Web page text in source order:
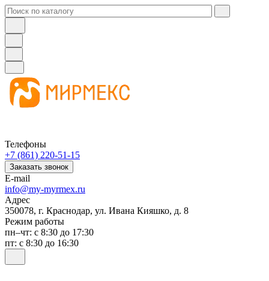
Телефоны
+7 (861) 220-51-15
Заказать звонок
E-mail
info@my-myrmex.ru
Адрес
350078, г. Краснодар, ул. Ивана Кияшко, д. 8
Режим работы
пн–чт: с 8:30 до 17:30
пт: с 8:30 до 16:30